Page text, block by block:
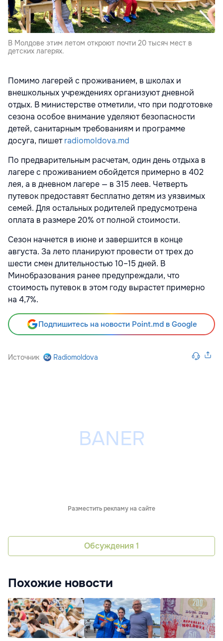
В Молдове этим летом откроют почти 20 тысяч мест в
детских лагерях.
Помимо лагерей с проживанием, в школах и
внешкольных учреждениях организуют дневной
отдых. В министерстве отметили, что при подготовке
сезона особое внимание уделяют безопасности
детей, санитарным требованиям и программе
досуга, пишетradiomoldova.md
По предварительным расчетам, один день отдыха в
лагере с проживанием обойдется примерно в 402
лея, а в дневном лагере — в 315 леев. Четверть
путевок предоставят бесплатно детям из уязвимых
семей. Для остальных родителей предусмотрена
оплата в размере 20% от полной стоимости.
Сезон начнется в июне и завершится в конце
августа. За лето планируют провести от трех до
шести смен длительностью 10–15 дней. В
Минобразования ранее предупреждали, что
стоимость путевок в этом году вырастет примерно
на 4,7%.
Подпишитесь на новости Point.md в Google
Источник Radiomoldova
Разместить рекламу на сайте
Обсуждения 1
Похожие новости